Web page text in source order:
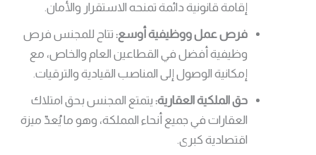
إقامة قانونية دائمة تمنحه الاستقرار والأمان.
فرص عمل ووظيفية أوسع: تتاح للمجنس فرص
وظيفية أفضل في القطاعين العام والخاص، مع
إمكانية الوصول إلى المناصب القيادية والترقيات.
حق الملكية العقارية: يتمتع المجنس بحق امتلاك
العقارات في جميع أنحاء المملكة، وهو ما يُعدّ ميزة
اقتصادية كبرى.